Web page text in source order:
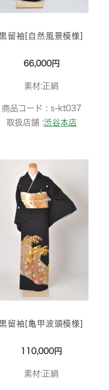
黒留袖[自然風景模様]
66,000円
素材:正絹
商品コード : s-kt037
取扱店舗 :渋谷本店
黒留袖[亀甲波頭模様]
110,000円
素材:正絹